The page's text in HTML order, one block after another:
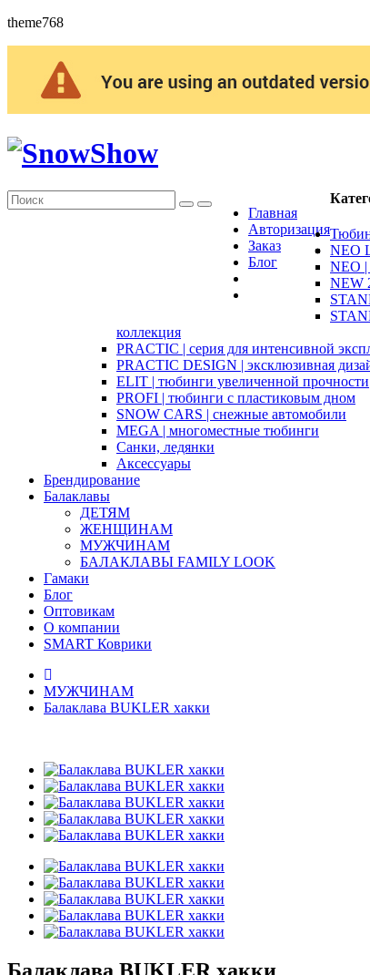
theme768
Главная
Авторизация
Заказ
Блог
NEO
NEO |
NEW
коллекция
PRACTIC | серия для интенсивной
PRACTIC DESIGN | эксклюзивная
ELIT | тюбинги увеличенной прочности
PROFI | тюбинги с пластиковым дном
SNOW CARS | снежные автомобили
MEGA | многоместные тюбинги
Санки, ледянки
Аксессуары
Брендирование
Балаклавы
ДЕТЯМ
ЖЕНЩИНАМ
МУЖЧИНАМ
БАЛАКЛАВЫ FAMILY LOOK
Гамаки
Блог
Оптовикам
О компании
SMART Коврики
МУЖЧИНАМ
Балаклава BUKLER хакки